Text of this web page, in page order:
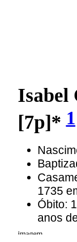
Isabel
[7p]*1
1735
Óbito:
anos